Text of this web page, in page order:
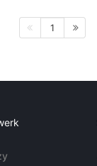
1